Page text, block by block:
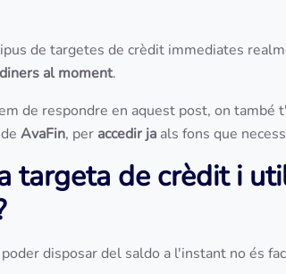
de targetes de crèdit immediates
diners al moment.
de respondre en aquest post, on
de AvaFin, per accedir ja als fons que
targeta de crèdit i
disposar del saldo a l'instant no és